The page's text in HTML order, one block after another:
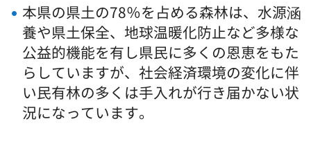
本県の県土の78％を占める森林は、水源涵
養や県土保全、地球温暖化防止など多様な
公益的機能を有し県民に多くの恩恵をもた
らしていますが、社会経済環境の変化に伴
い民有林の多くは手入れが行き届かない状
況になっています。